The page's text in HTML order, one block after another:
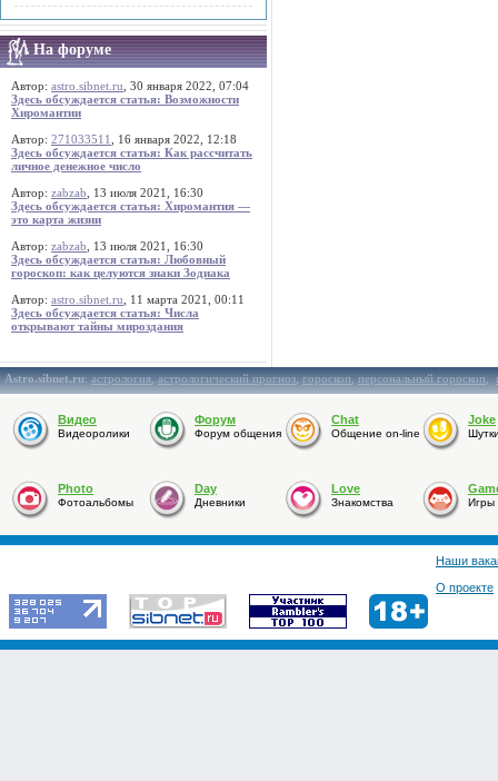
На форуме
Автор: astro.sibnet.ru , 30 января 2022, 07:04
Здесь обсуждается статья: Возможности
Хиромантии
Автор: 271033511
, 16 января 2022, 12:18
Здесь обсуждается статья: Как рассчитать
личное денежное число
Автор: zabzab , 13 июля 2021, 16:30
Здесь обсуждается статья: Хиромантия —
это карта жизни
Автор: zabzab , 13 июля 2021, 16:30
Здесь обсуждается статья: Любовный
гороскоп: как целуются знаки Зодиака
Автор: astro.sibnet.ru , 11 марта 2021, 00:11
Здесь обсуждается статья: Числа
открывают тайны мироздания
Astro.sibnet.ru:астрология,астрологический прогноз,гороскоп,персональный гороскоп,
Видео
Видеоролики
Форум
Форум общения
Chat
Общение on-line
Joke
Photo
Фотоальбомы
Day
Дневники
Love
Знакомства Игры
Наши
О проекте